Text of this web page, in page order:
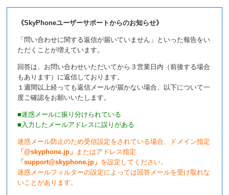
《SkyPhoneユーザーサポートからのお知らせ》
「問い合わせに関する返信が届いていません」といった報告をい
ただくことが増えています。
回答は、お問い合わせいただいてから３営業日内（前後する場合
もあります）に返信しております。
１週間以上経っても返信メールが届かない場合、以下について一
度ご確認をお願いいたします。
■迷惑メールに振り分けられている
■入力したメールアドレスに誤りがある
迷惑メール防止のため受信設定をされている場合、ドメイン指定
「@skyphone.jp」
またはアドレス指定
「support@skyphone.jp」 を設定してください。
迷惑メールフィルターの設定によっては回答メールを受け取れな
いことがあります。